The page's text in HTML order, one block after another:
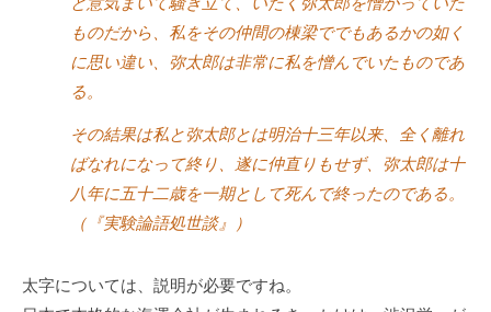
ものだから、私をその仲間の棟梁ででもあるかの如く
に思い違い、弥太郎は非常に私を憎んでいたものであ
る。
その結果は私と弥太郎とは明治十三年以来、全く離れ
ばなれになって終り、遂に仲直りもせず、弥太郎は十
八年に五十二歳を一期として死んで終ったのである。
（『実験論語処世談』）
太字については、説明が必要ですね。